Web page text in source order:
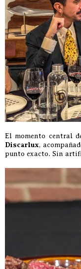
El momento central
Discarlux,
punto exacto. Sin